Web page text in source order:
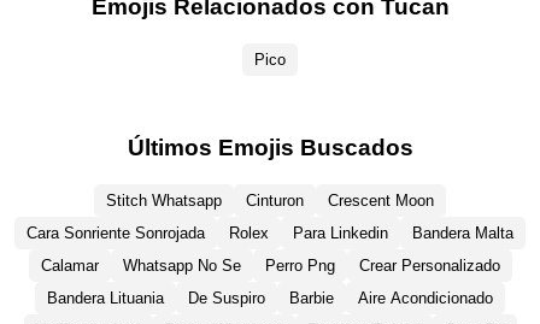
Emojis Relacionados con Tucan
Pico
Últimos Emojis Buscados
Stitch Whatsapp Cinturon
Crescent Moon
Cara Sonriente Sonrojada
Rolex Para Linkedin
Bandera Malta
Calamar
Whatsapp No Se Perro Png
Crear Personalizado
Bandera Lituania
De Suspiro Barbie
Aire Acondicionado